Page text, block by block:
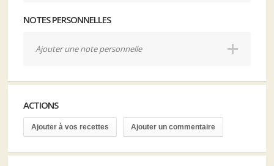
NOTES PERSONNELLES
Ajouter une note personnelle
ACTIONS
Ajouter à vos recettes Ajouter un commentaire